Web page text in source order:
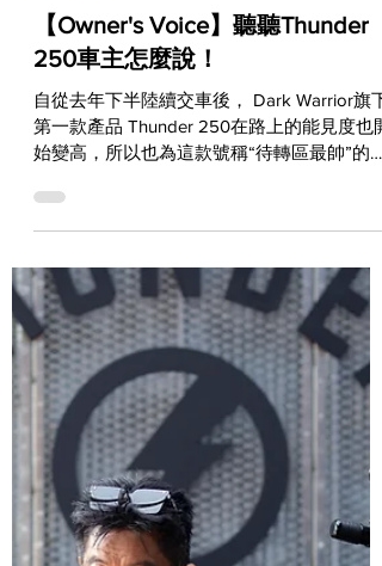
FEATURE
【Owner's Voice】聽聽Thunder
250車主怎麼說！
自從去年下半陸續交車後， Dark Warrior旗下
第一款產品 Thunder 250在路上的能見度也開
始變高，所以也為這款號稱“待轉區最帥”的白
請來另一位車主現身說法！...